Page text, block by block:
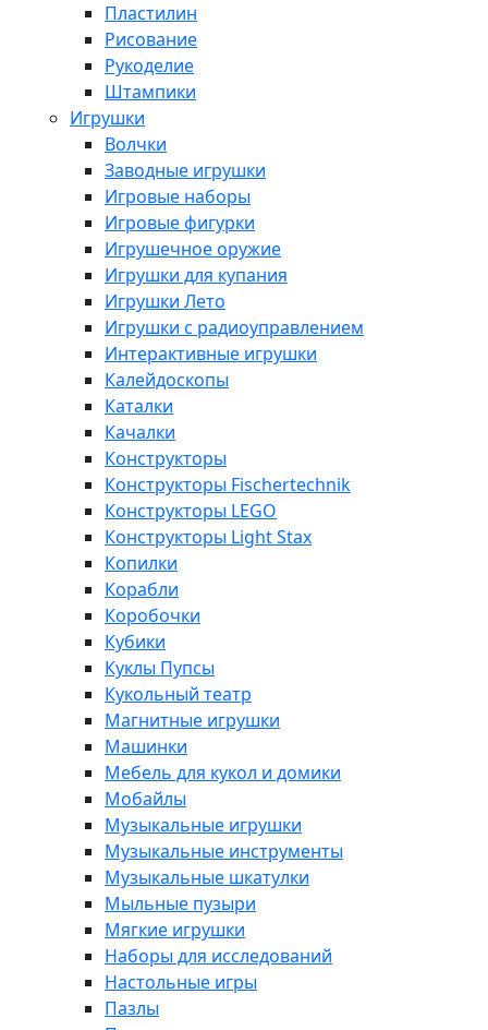
Пластилин
Рисование
Рукоделие
Штампики
Игрушки
Волчки
Заводные игрушки
Игровые наборы
Игровые фигурки
Игрушечное оружие
Игрушки для купания
Игрушки Лето
Игрушки с радиоуправлением
Интерактивные игрушки
Калейдоскопы
Каталки
Качалки
Конструкторы
Конструкторы Fisсhertechnik
Конструкторы LEGO
Конструкторы Light Stax
Копилки
Корабли
Коробочки
Кубики
Куклы Пупсы
Кукольный театр
Магнитные игрушки
Машинки
Мебель для кукол и домики
Мобайлы
Музыкальные игрушки
Музыкальные инструменты
Музыкальные шкатулки
Мыльные пузыри
Мягкие игрушки
Наборы для исследований
Настольные игры
Пазлы